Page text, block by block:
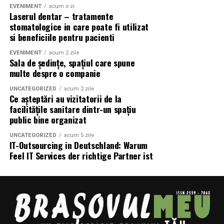
SEO urmărește vizibilitatea într-o listă de rezultate.
GEO urmărește ca informațiile publicate pe site să fie
considerate suficient de valoroase încât să fie utilizate
atunci când inteligența artificială răspunde
utilizatorilor.
Pentru antreprenori și magazine online, schimbarea nu
presupune abandonarea SEO.
Din contră.
SEO trebuie completat cu o strategie orientată către:
autoritate tematică;
informații complete;
EVENIMENT acum o zi
Laserul dentar – tratamente
stomatologice in care poate fi utilizat
si beneficiile pentru pacienti
EVENIMENT acum 2 zile
Sala de ședințe, spațiul care spune
multe despre o companie
UNCATEGORIZED acum 2 zile
Ce așteptări au vizitatorii de la
facilitățile sanitare dintr-un spațiu
public bine organizat
UNCATEGORIZED acum 5 zile
IT-Outsourcing in Deutschland: Warum
Feel IT Services der richtige Partner ist